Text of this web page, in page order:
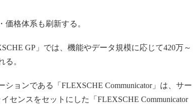
格体系も刷新する。
GP」では、機能やデータ規模に応じて420万～
る。
ョンである「FLEXSCHE Communicator」は、サー
センスをセットにした「FLEXSCHE Communicator